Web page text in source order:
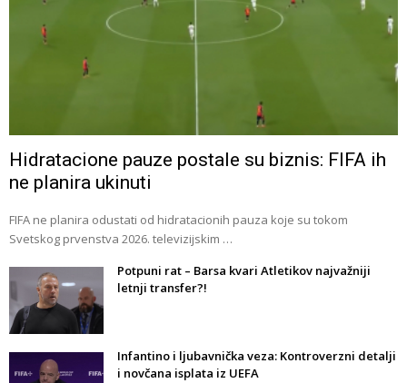
Hidratacione pauze postale su biznis: FIFA ih
ne planira ukinuti
FIFA ne planira odustati od hidratacionih pauza koje su tokom
Svetskog prvenstva 2026. televizijskim …
Potpuni rat – Barsa kvari Atletikov najvažniji
letnji transfer?!
Infantino i ljubavnička veza: Kontroverzni detalji
i novčana isplata iz UEFA